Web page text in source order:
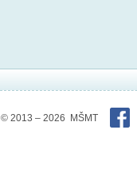
© 2013 – 2026 MŠMT